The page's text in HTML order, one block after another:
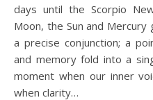
days until the Scorpio
Moon, the Sun and
a precise conjunction; a
and memory fold into a
moment when our inner
when clarity…